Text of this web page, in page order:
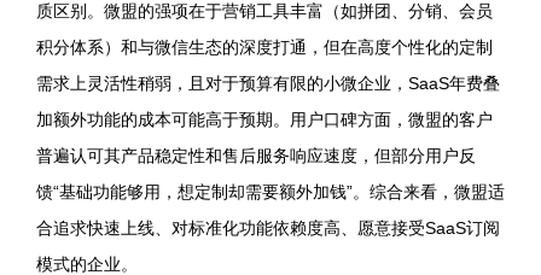
质区别。微盟的强项在于营销工具丰富（如拼团、分销、会员
积分体系）和与微信生态的深度打通，但在高度个性化的定制
需求上灵活性稍弱，且对于预算有限的小微企业，SaaS年费叠
加额外功能的成本可能高于预期。用户口碑方面，微盟的客户
普遍认可其产品稳定性和售后服务响应速度，但部分用户反
馈“基础功能够用，想定制却需要额外加钱”。综合来看，微盟适
合追求快速上线、对标准化功能依赖度高、愿意接受SaaS订阅
模式的企业。